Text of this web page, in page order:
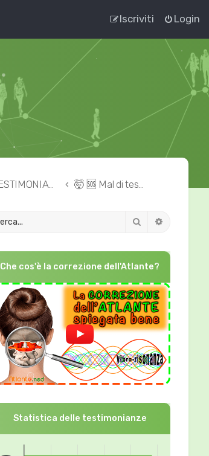
Login
Iscriviti
🚦TESTIMONIANZE 👉🏻 correzione dell'Atlante 🤯 🆘 Mal di testa – cefalea – emicrania
Cerca
Che cos'è la correzione dell'Atlante?
Statistica delle testimonianze